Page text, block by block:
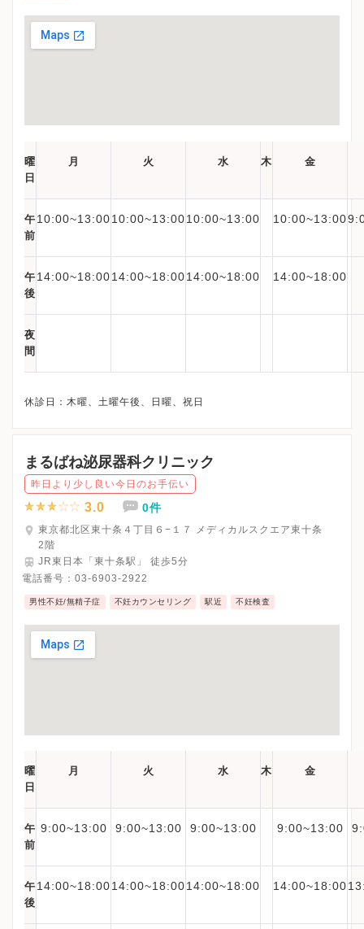
曜
日
月 火 水 木 金
午
前
10:00~13:0010:00~13:0010:00~13:00 10:00~13:00
午
後
14:00~18:0014:00~18:0014:00~18:00 14:00~18:00
夜
間
まるばね泌尿器科クリニック
昨日より少し良い今日のお手伝い
3.0 0件
東京都北区東十条４丁目６−１７ メディカルスクエア東十条
2階
JR東日本「東十条駅」 徒歩5分
電話番号： 03-6903-2922
男性不妊/無精子症 不妊カウンセリング 駅近 不妊検査
曜
日
月 火 水 木 金
午
前
9:00~13:00 9:00~13:00 9:00~13:00 9:00~13:00
午
後
14:00~18:0014:00~18:0014:00~18:00 14:00~18:00